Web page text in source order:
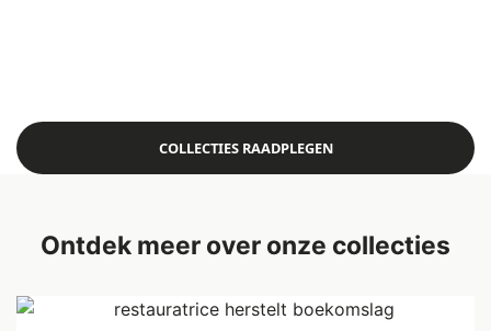
COLLECTIES RAADPLEGEN
Ontdek meer over onze collecties